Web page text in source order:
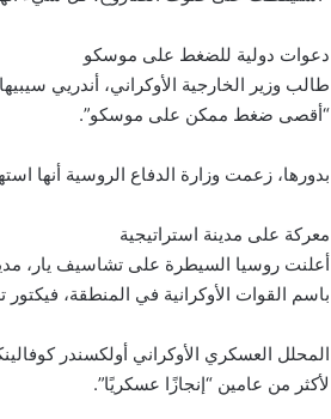
دعوات دولية للضغط على موسكو
طالب وزير الخارجية الأوكراني، أندريي
“أقصى ضغط ممكن على موسكو”.
بدورها، زعمت وزارة الدفاع الروسية أنها
معركة على مدينة استراتيجية
أعلنت روسيا السيطرة على تشاسيف يار،
باسم القوات الأوكرانية في المنطقة،
المحلل العسكري الأوكراني أولكسندر
لأكثر من عامين “إنجازًا عسكريًا”.